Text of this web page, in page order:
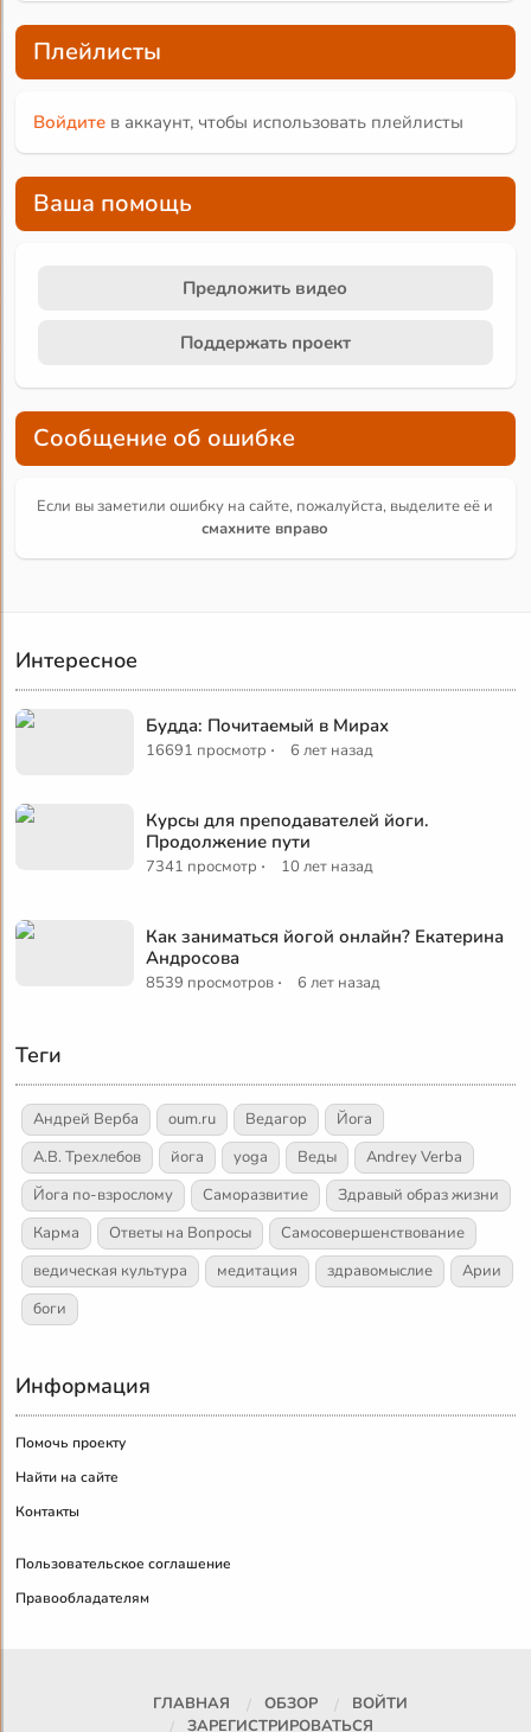
Плейлисты
Войдите в аккаунт, чтобы использовать плейлисты
Ваша помощь
Предложить видео
Поддержать проект
Сообщение об ошибке
Если вы заметили ошибку на сайте, пожалуйста, выделите её и
смахните вправо
Интересное
Будда: Почитаемый в Мирах
16691 просмотр · 6 лет назад
Курсы для преподавателей йоги.
Продолжение пути
7341 просмотр · 10 лет назад
Как заниматься йогой онлайн? Екатерина
Андросова
8539 просмотров · 6 лет назад
Теги
Андрей Верба oum.ru Ведагор
Йога
А.В. Трехлебов
йога yoga Веды
Andrey Verba
Йога по-взрослому
Саморазвитие
Здравый образ жизни
Карма
Ответы на Вопросы
Самосовершенствование
ведическая культура
медитация здравомыслие
Арии
боги
Информация
Помочь проекту
Найти на сайте
Контакты
Пользовательское соглашение
Правообладателям
ГЛАВНАЯ ОБЗОР
ВОЙТИ
ЗАРЕГИСТРИРОВАТЬСЯ